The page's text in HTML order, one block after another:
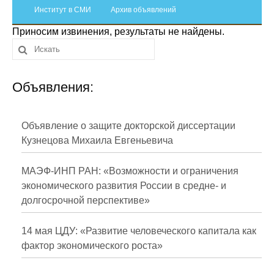
Отчетность
Противодействие коррупции
Материалы для СМИ
Публикации
Научная жизнь
Проблемы прогнозирования
О журнале
Номера журналов
Институт в СМИ Архив объявлений
Приносим извинения, результаты не найдены.
Объявления:
Объявление о защите докторской диссертации
Кузнецова Михаила Евгеньевича
МАЭФ-ИНП РАН: «Возможности и ограничения
экономического развития России в средне- и
долгосрочной перспективе»
14 мая ЦДУ: «Развитие человеческого капитала как
фактор экономического роста»